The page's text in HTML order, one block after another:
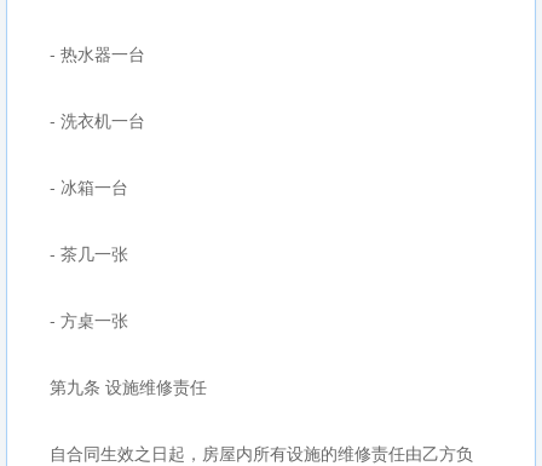
- 热水器一台
- 洗衣机一台
- 冰箱一台
- 茶几一张
- 方桌一张
第九条 设施维修责任
自合同生效之日起，房屋内所有设施的维修责任由乙方负